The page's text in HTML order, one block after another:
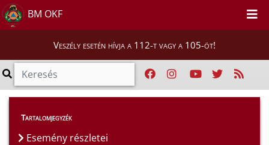
BM OKF
Veszély esetén hívja a 112-t vagy a 105-öt!
Esemény részletei
Tartalomjegyzék
Esemény részletei